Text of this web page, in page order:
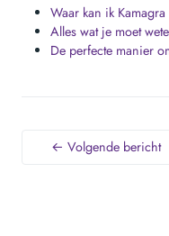
Waar kan ik
Alles wat je moet
De perfecte manier
← Volgende bericht